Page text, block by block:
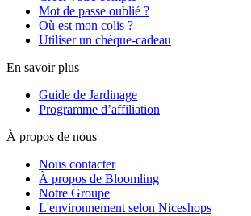
Mot de passe oublié ?
Où est mon colis ?
Utiliser un chèque-cadeau
En savoir plus
Guide de Jardinage
Programme d’affiliation
À propos de nous
Nous contacter
À propos de Bloomling
Notre Groupe
L'environnement selon Niceshops